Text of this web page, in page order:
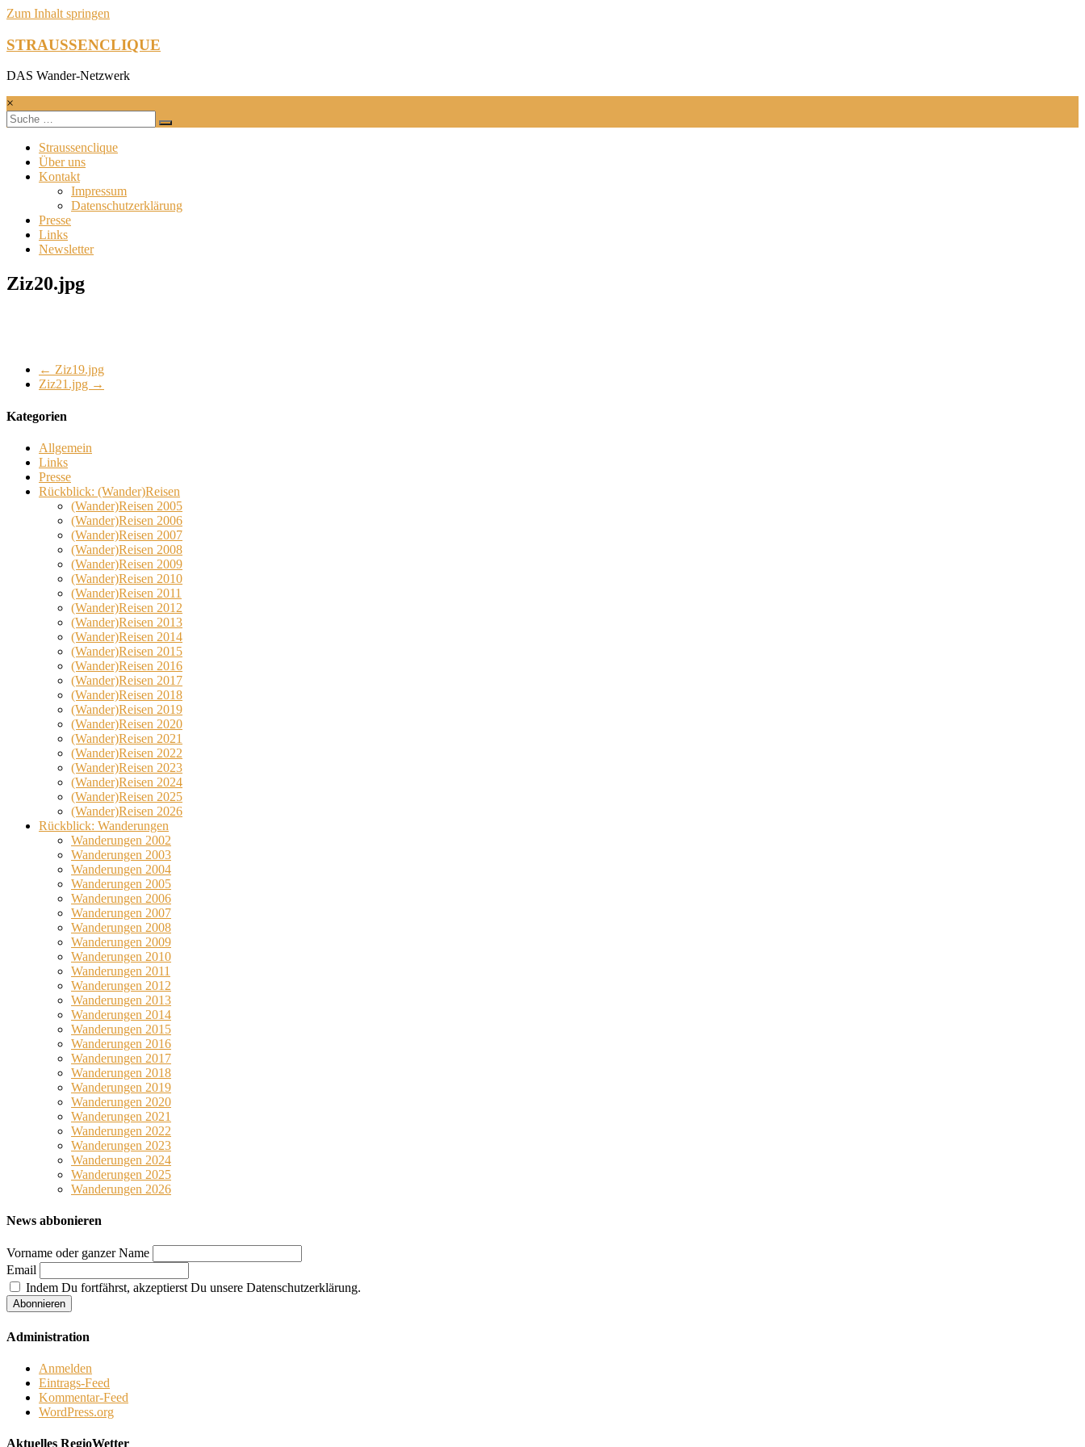
Zum Inhalt springen
STRAUSSENCLIQUE
DAS Wander-Netzwerk
×
Straussenclique
Über uns
Kontakt
Impressum
Datenschutzerklärung
Presse
Links
Newsletter
Ziz20.jpg
← Ziz19.jpg
Ziz21.jpg →
Kategorien
Allgemein
Links
Presse
Rückblick: (Wander)Reisen
(Wander)Reisen 2005
(Wander)Reisen 2006
(Wander)Reisen 2007
(Wander)Reisen 2008
(Wander)Reisen 2009
(Wander)Reisen 2010
(Wander)Reisen 2011
(Wander)Reisen 2012
(Wander)Reisen 2013
(Wander)Reisen 2014
(Wander)Reisen 2015
(Wander)Reisen 2016
(Wander)Reisen 2017
(Wander)Reisen 2018
(Wander)Reisen 2019
(Wander)Reisen 2020
(Wander)Reisen 2021
(Wander)Reisen 2022
(Wander)Reisen 2023
(Wander)Reisen 2024
(Wander)Reisen 2025
(Wander)Reisen 2026
Rückblick: Wanderungen
Wanderungen 2002
Wanderungen 2003
Wanderungen 2004
Wanderungen 2005
Wanderungen 2006
Wanderungen 2007
Wanderungen 2008
Wanderungen 2009
Wanderungen 2010
Wanderungen 2011
Wanderungen 2012
Wanderungen 2013
Wanderungen 2014
Wanderungen 2015
Wanderungen 2016
Wanderungen 2017
Wanderungen 2018
Wanderungen 2019
Wanderungen 2020
Wanderungen 2021
Wanderungen 2022
Wanderungen 2023
Wanderungen 2024
Wanderungen 2025
Wanderungen 2026
News abbonieren
Vorname oder ganzer Name
Email
Indem Du fortfährst, akzeptierst Du unsere Datenschutzerklärung.
Administration
Anmelden
Eintrags-Feed
Kommentar-Feed
WordPress.org
Aktuelles RegioWetter